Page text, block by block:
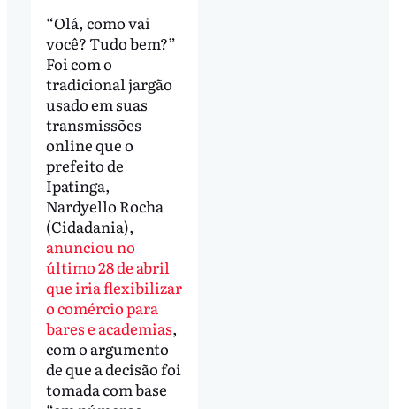
“Olá, como vai
você? Tudo bem?”
Foi com o
tradicional jargão
usado em suas
transmissões
online que o
prefeito de
Ipatinga,
Nardyello Rocha
(Cidadania),
anunciou no
último 28 de abril
que iria flexibilizar
o comércio para
bares e academias,
com o argumento
de que a decisão foi
tomada com base